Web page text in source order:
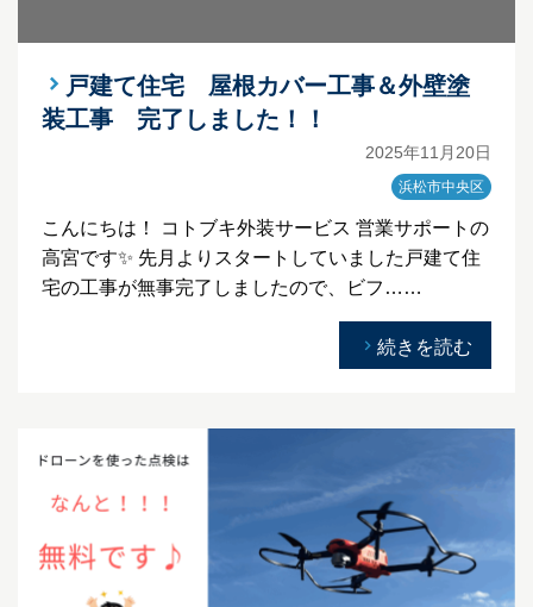
戸建て住宅 屋根カバー工事＆外壁塗
装工事 完了しました！！
2025年11月20日
浜松市中央区
こんにちは！ コトブキ外装サービス 営業サポートの
高宮です✨ 先月よりスタートしていました戸建て住
宅の工事が無事完了しましたので、ビフ……
続きを読む